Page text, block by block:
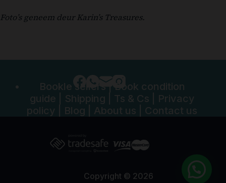
Foto’s geneem deur Karin’s Treasures.
Bookle sellers|Book condition
guide
Shipping Ts & Cs
Privacy
policy
Blog About us Contact us
Copyright © 2026